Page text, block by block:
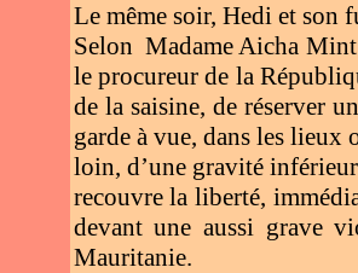
Le même soir, Hedi et son
Selon Madame Aicha Mint
le procureur de la
de la saisine, de réserver
garde à vue, dans les lieux
loin, d’une gravité
recouvre la liberté,
devant une aussi grave
Mauritanie.